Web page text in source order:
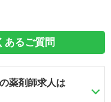
あるご質問
薬剤師求人は